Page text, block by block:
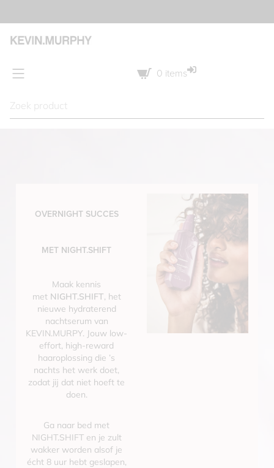
Betaal nu ook met Klarna!
0 items
OVERNIGHT SUCCES
MET NIGHT.SHIFT
Maak kennis
met NIGHT.SHIFT, het
nieuwe hydraterend
nachtserum van
KEVIN.MURPY. Jouw low-
effort, high-reward
haaroplossing die ’s
nachts het werk doet,
zodat jij dat niet hoeft te
doen.
Ga naar bed met
NIGHT.SHIFT en je zult
wakker worden alsof je
écht 8 uur hebt geslapen,